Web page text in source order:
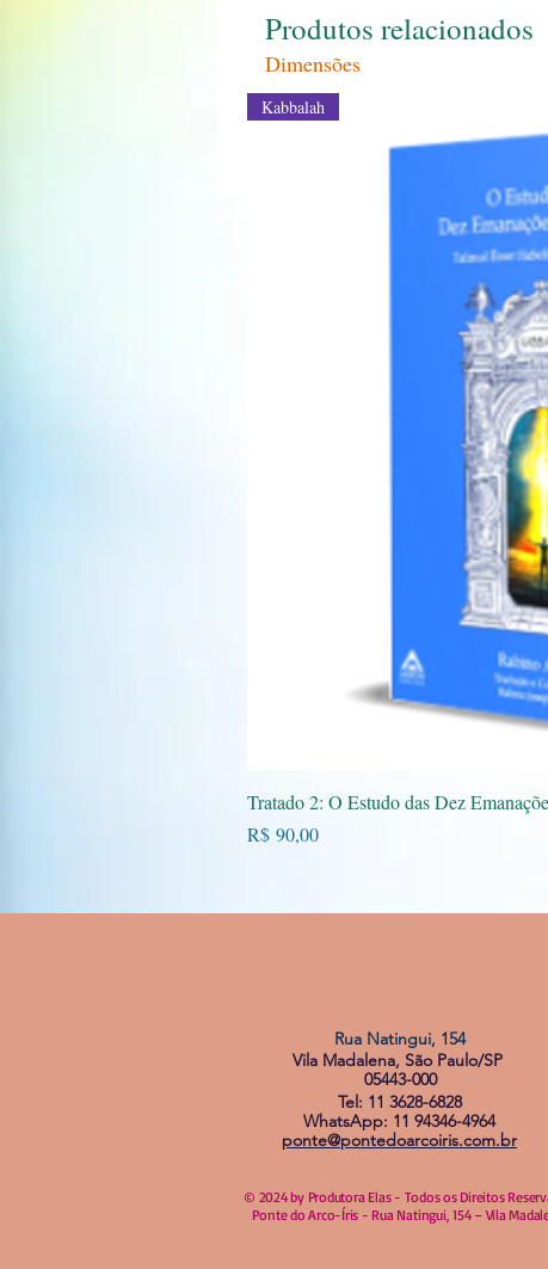
Dimensões
Produtos relacionados
Kabbalah
Tratado 2: O Estudo das Dez
Preço
R$ 90,00
Rua Natingui, 154
Vila Madalena, São Paulo/SP
05443-000
Tel: 11 3628-6828
WhatsApp: 11 94346-4964
ponte@pontedoarcoiris.com.br
© 2024 by Produtora Elas - Todos os Direitos
Ponte do Arco-Íris - Rua Natingui, 154 – Vila